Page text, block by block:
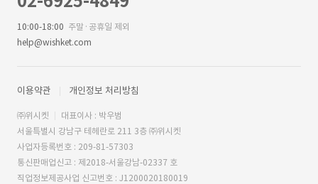
10:00-18:00 주말·공휴일 제외
help@wishket.com
이용약관 개인정보 처리방침
㈜위시켓
대표이사 : 박우범
서울특별시 강남구 테헤란로 211 3층 ㈜위시켓
사업자등록번호 : 209-81-57303
통신판매업신고 : 제2018-서울강남-02337 호
직업정보제공사업 신고번호 : J1200020180019